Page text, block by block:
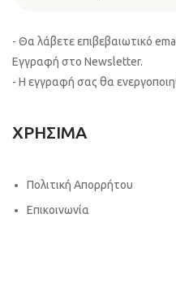
- Θα λάβετε επιβεβαιωτικό
Εγγραφή στο Newsletter.
- Η εγγραφή σας θα
ΧΡΗΣΙΜΑ
Πολιτική Απορρήτου
Επικοινωνία